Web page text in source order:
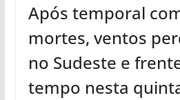
Após temporal
mortes, ventos
no Sudeste e
tempo nesta